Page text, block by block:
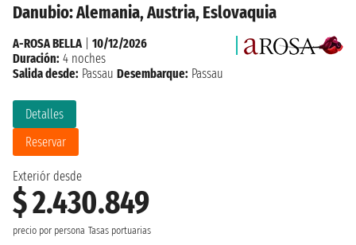
Danubio: Alemania, Austria, Eslovaquia
Exteriór desde
$ 2.430.849
precio por persona Tasas portuarias
Detalles
Reservar
A-ROSA BELLA
10/12/2026
Duración: 4 noches
Salida desde: Passau Desembarque: Passau